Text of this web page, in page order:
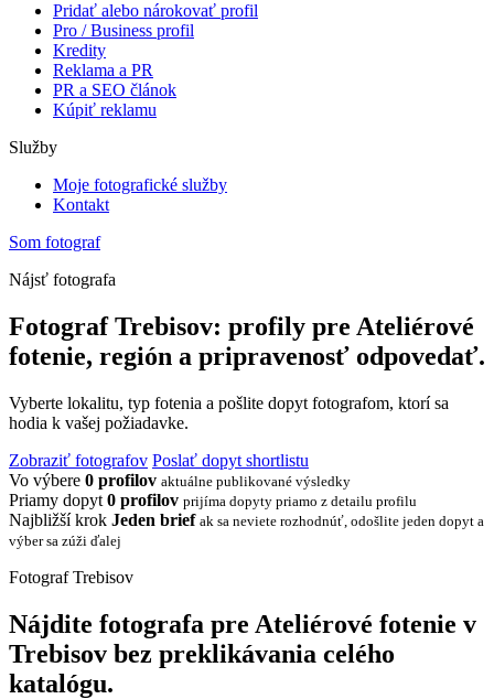
Pridať alebo nárokovať profil
Pro / Business profil
Kredity
Reklama a PR
PR a SEO článok
Kúpiť reklamu
Služby
Moje fotografické služby
Kontakt
Som fotograf
Nájsť fotografa
Fotograf Trebisov: profily pre Ateliérové
fotenie, región a pripravenosť odpovedať.
Vyberte lokalitu, typ fotenia a pošlite dopyt fotografom, ktorí sa
hodia k vašej požiadavke.
Zobraziť fotografov Poslať dopyt shortlistu
Vo výbere 0 profilov aktuálne publikované výsledky
Priamy dopyt 0 profilov prijíma dopyty priamo z detailu profilu
Najbližší krok Jeden brief ak sa neviete rozhodnúť, odošlite jeden dopyt a
výber sa zúži ďalej
Fotograf Trebisov
Nájdite fotografa pre Ateliérové fotenie v
Trebisov bez preklikávania celého
katalógu.